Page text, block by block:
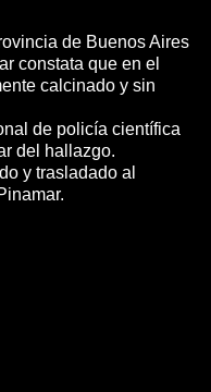
de Buenos Aires
constata que en el
calcinado y sin
de policía científica
del hallazgo.
y trasladado al